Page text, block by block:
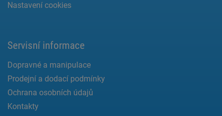
Nastavení cookies
Servisní informace
Dopravné a manipulace
Prodejní a dodací podmínky
Ochrana osobních údajů
Kontakty